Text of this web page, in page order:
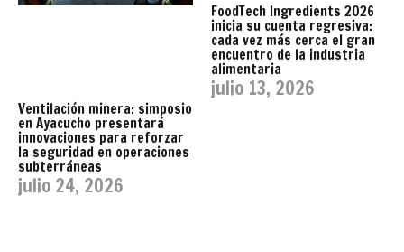
Ventilación minera: simposio
en Ayacucho presentará
innovaciones para reforzar
la seguridad en operaciones
subterráneas
julio 24, 2026
FoodTech Ingredients 2026
inicia su cuenta regresiva:
cada vez más cerca el gran
encuentro de la industria
alimentaria
julio 13, 2026